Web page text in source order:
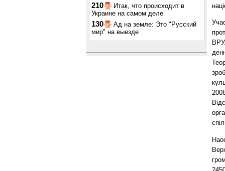
210
Итак, что происходит в
Украине на самом деле
130
Ад на земле: Это "Русский
мир" на выезде